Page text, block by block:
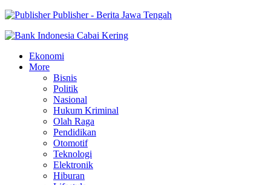
Publisher - Berita Jawa Tengah
Ekonomi
More
Bisnis
Politik
Nasional
Hukum Kriminal
Olah Raga
Pendidikan
Otomotif
Teknologi
Elektronik
Hiburan